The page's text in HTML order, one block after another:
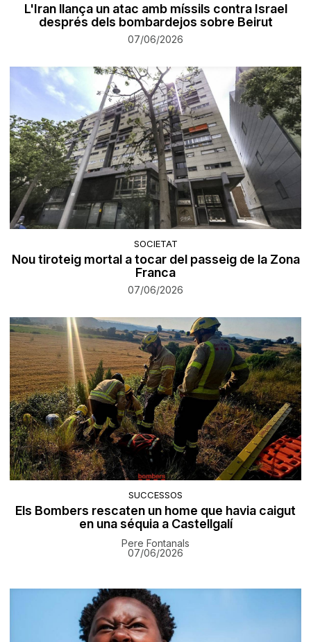
L'Iran llança un atac amb míssils contra Israel
després dels bombardejos sobre Beirut
07/06/2026
SOCIETAT
Nou tiroteig mortal a tocar del passeig de la Zona
Franca
07/06/2026
SUCCESSOS
Els Bombers rescaten un home que havia caigut
en una séquia a Castellgalí
Pere Fontanals
07/06/2026